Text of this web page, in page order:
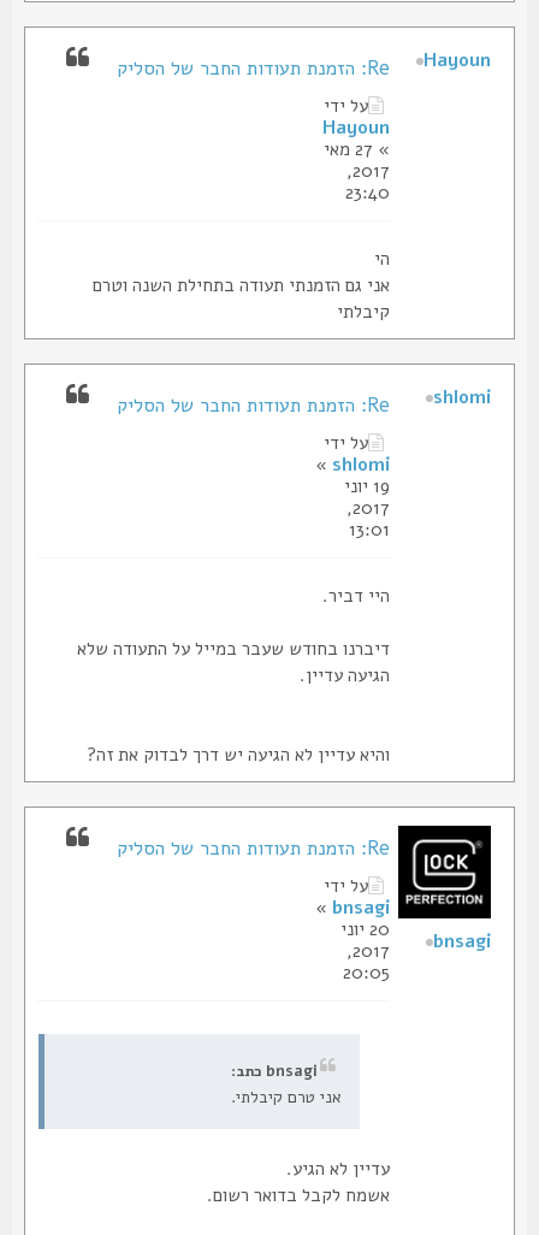
Re: הזמנת תעודות החבר של הסליק
על ידי
Hayoun
» 27 מאי
2017,
23:40
אני גם הזמנתי תעודה בתחילת השנה וטרם
קיבלתי
Hayoun
Re: הזמנת תעודות החבר של הסליק
על ידי
shlomi
»
19 יוני
2017,
13:01
היי דביר.
דיברנו בחודש שעבר במייל על התעודה שלא
הגיעה עדיין.
והיא עדיין לא הגיעה יש דרך לבדוק את זה?
shlomi
Re: הזמנת תעודות החבר של הסליק
על ידי
bnsagi
»
20 יוני
2017,
20:05
bnsagi כתב:
אני טרם קיבלתי.
עדיין לא הגיע.
אשמח לקבל בדואר רשום.
bnsagi